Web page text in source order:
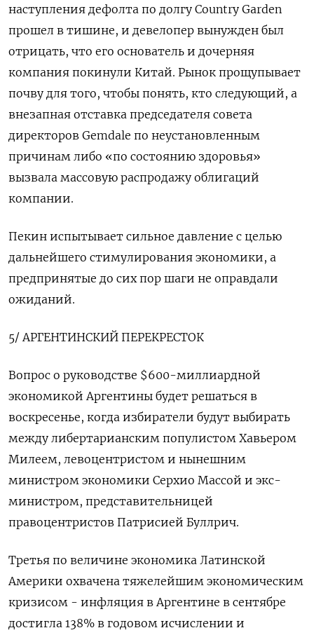
наступления дефолта по долгу Country Garden
прошел в тишине, и девелопер вынужден был
отрицать, что его основатель и дочерняя
компания покинули Китай. Рынок прощупывает
почву для того, чтобы понять, кто следующий, а
внезапная отставка председателя совета
директоров Gemdale по неустановленным
причинам либо «по состоянию здоровья»
вызвала массовую распродажу облигаций
компании.
Пекин испытывает сильное давление с целью
дальнейшего стимулирования экономики, а
предпринятые до сих пор шаги не оправдали
ожиданий.
5/ АРГЕНТИНСКИЙ ПЕРЕКРЕСТОК
Вопрос о руководстве $600-миллиардной
экономикой Аргентины будет решаться в
воскресенье, когда избиратели будут выбирать
между либертарианским популистом Хавьером
Милеем, левоцентристом и нынешним
министром экономики Серхио Массой и экс-
министром, представительницей
правоцентристов Патрисией Буллрич.
Третья по величине экономика Латинской
Америки охвачена тяжелейшим экономическим
кризисом - инфляция в Аргентине в сентябре
достигла 138% в годовом исчислении и